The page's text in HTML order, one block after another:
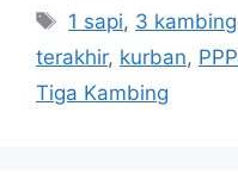
Tag
1 sapi, 3 kambing
terakhir, kurban,
Tiga Kambing